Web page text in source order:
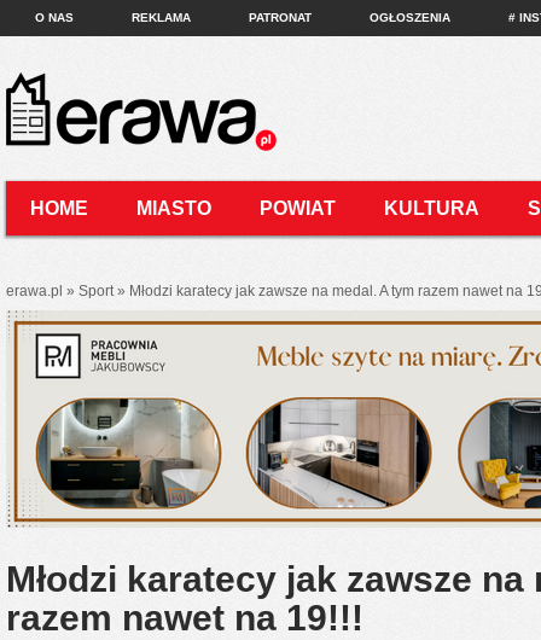
O NAS REKLAMA PATRONAT OGŁOSZENIA #
HOME MIASTO POWIAT KULTURA
erawa.pl » Sport » Młodzi karatecy jak zawsze na medal. A tym razem nawet na
Młodzi karatecy jak zawsze na
razem nawet na 19!!!